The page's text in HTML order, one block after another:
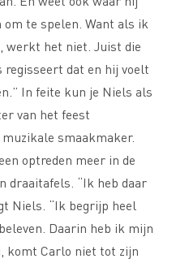
te spelen. Want als ik
werkt het niet. Juist die
dat en hij voelt
In feite kun je Niels als
van het feest
smaakmaker.
optreden meer in de
draaitafels. “Ik heb daar
Niels. “Ik begrijp heel
Daarin heb ik mijn
komt Carlo niet tot zijn